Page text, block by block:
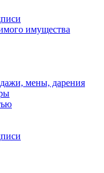
имущества
мены, дарения